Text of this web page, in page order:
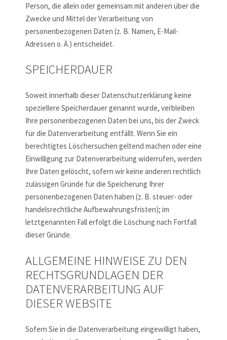
Person, die allein oder gemeinsam mit anderen über die
Zwecke und Mittel der Verarbeitung von
personenbezogenen Daten (z. B. Namen, E-Mail-
Adressen o. Ä.) entscheidet.
SPEICHERDAUER
Soweit innerhalb dieser Datenschutzerklärung keine
speziellere Speicherdauer genannt wurde, verbleiben
Ihre personenbezogenen Daten bei uns, bis der Zweck
für die Datenverarbeitung entfällt. Wenn Sie ein
berechtigtes Löschersuchen geltend machen oder eine
Einwilligung zur Datenverarbeitung widerrufen, werden
Ihre Daten gelöscht, sofern wir keine anderen rechtlich
zulässigen Gründe für die Speicherung Ihrer
personenbezogenen Daten haben (z. B. steuer- oder
handelsrechtliche Aufbewahrungsfristen); im
letztgenannten Fall erfolgt die Löschung nach Fortfall
dieser Gründe.
ALLGEMEINE HINWEISE ZU DEN
RECHTSGRUNDLAGEN DER
DATENVERARBEITUNG AUF
DIESER WEBSITE
Sofern Sie in die Datenverarbeitung eingewilligt haben,